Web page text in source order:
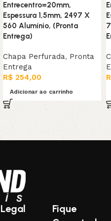
Entrecentro=20mm,
Espessura 1,5mm, 2497 X
560 Alumínio, (Pronta
Entrega)
Chapa Perfurada, Pronta
Entrega
R$ 254,00
Adicionar ao carrinho
Legal
Fique